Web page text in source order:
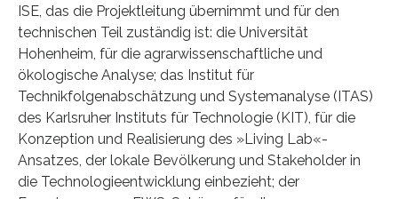
ISE, das die Projektleitung übernimmt und für den
technischen Teil zuständig ist: die Universität
Hohenheim, für die agrarwissenschaftliche und
ökologische Analyse; das Institut für
Technikfolgenabschätzung und Systemanalyse (ITAS)
des Karlsruher Instituts für Technologie (KIT), für die
Konzeption und Realisierung des »Living Lab«-
Ansatzes, der lokale Bevölkerung und Stakeholder in
die Technologieentwicklung einbezieht; der